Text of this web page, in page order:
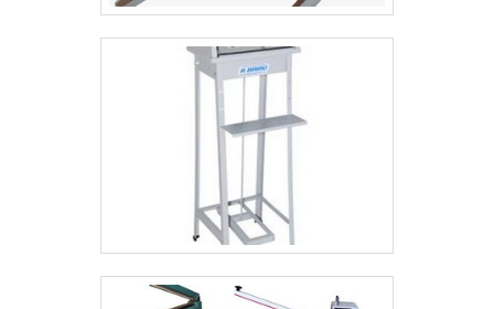
COMPROVADASApenas na Berteck Máquinas
Industriais existe variedade e qualidade quando o
assunto for rebobinador. É sempre a opção mais
dispensadores de rótulos e etiquetas.Tudo isso por ser
qualificações construídas por focar suas ações no
resultado final, tendo escritório de alta qualidade onde
são realizadas as atividades e laboratório equipado
fatores, agregados a uma equipe com colaboradores